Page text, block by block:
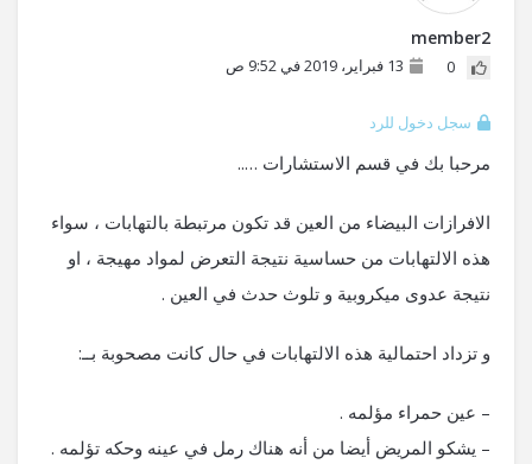
member2
0 13 فبراير، 2019 في 9:52 ص
سجل دخول للرد
مرحبا بك في قسم الاستشارات …..
الافرازات البيضاء من العين قد تكون مرتبطة بالتهابات ، سواء
هذه الالتهابات من حساسية نتيجة التعرض لمواد مهيجة ، او
نتيجة عدوى ميكروبية و تلوث حدث في العين .
و تزداد احتمالية هذه الالتهابات في حال كانت مصحوبة بــ:
– عين حمراء مؤلمه .
– يشكو المريض أيضا من أنه هناك رمل في عينه وحكه تؤلمه .